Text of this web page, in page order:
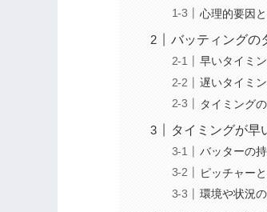
心理的要因
バッティングの
早いタイミ
遅いタイミ
タイミング
タイミングが早
バッターの
ピッチャー
環境や状況